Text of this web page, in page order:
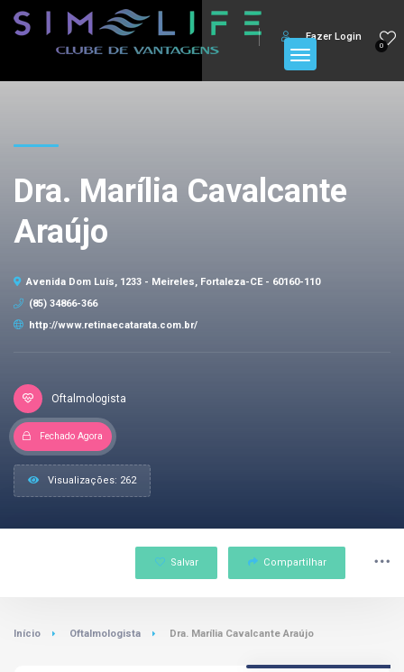
0
Fazer Login
Dra. Marília Cavalcante
Araújo
Avenida Dom Luís, 1233 - Meireles, Fortaleza-CE - 60160-110
(85) 34866-366
http://www.retinaecatarata.com.br/
Oftalmologista
Fechado Agora
Visualizações: 262
Salvar Compartilhar
Início Oftalmologista Dra. Marília Cavalcante Araújo